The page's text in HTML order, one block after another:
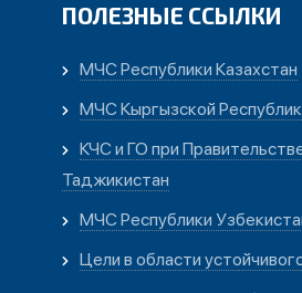
ПОЛЕЗНЫЕ ССЫЛКИ
МЧС Республики Казахстан
МЧС Кыргызской
КЧС и ГО при
Таджикистан
МЧС Республики
Цели в области